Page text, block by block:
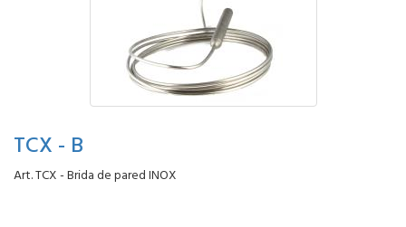
TCX - B
Art. TCX - Brida de pared INOX